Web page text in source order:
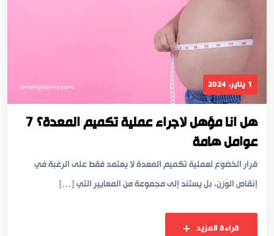
1 يناير، 2024
هل انا مؤهل لاجراء عملية تكميم المعدة؟ 7
عوامل هامة
قرار الخضوع لعملية تكميم المعدة لا يعتمد فقط على الرغبة في
إنقاص الوزن، بل يستند إلى مجموعة من المعايير التي […]
قراءة المزيد